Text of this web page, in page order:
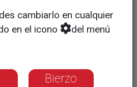
encubiertos e
hoy en día,
sociales y el
cambiarlo en cualquier
en el icono
del menú
Bierzo